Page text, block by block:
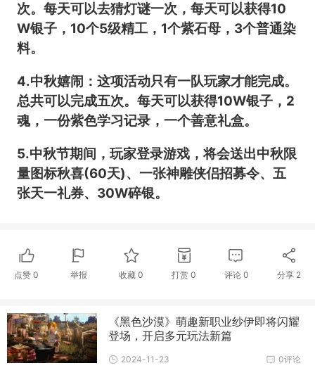
次。每天可以去猜灯谜一次，每天可以获得10
W银子，10个5级精工，1个紫石母，3个普通染
料。
4.中秋嬉闹：这项活动只有一队玩家才能完成。
总共可以完成五次。每天可以获得10W银子，2
魂，一份紫色学习记录，一个善意礼盒。
5.中秋节期间，玩家登录游戏，将会送出中秋限
量图标秋喜(60天)、一张神雕侠侣招募令、五
张天一礼券、30W碎银。
点赞 0 举报 收藏0 打赏 0 评论 0 分享 2
《黑色沙漠》萌趣新职业纱伊即将闪耀
登场，开启多元玩法新篇
0评论
2024-11-23